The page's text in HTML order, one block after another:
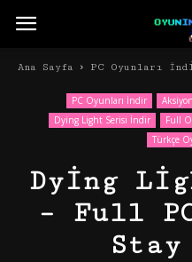
Ana Sayfa PC Oyunları
PC Oyunları İndir
Dying Light Serisi İndir
Full
Türkçe
Dying
– Full
Stay